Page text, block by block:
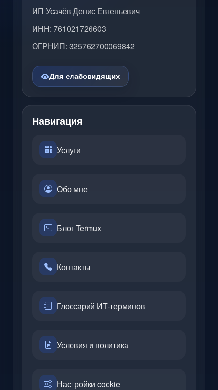
ИП Усачёв Денис Евгеньевич
ИНН: 761021726603
ОГРНИП: 325762700069842
Для слабовидящих
Навигация
Услуги
Обо мне
Блог Termux
Контакты
Глоссарий ИТ-терминов
Условия и политика
Настройки cookie